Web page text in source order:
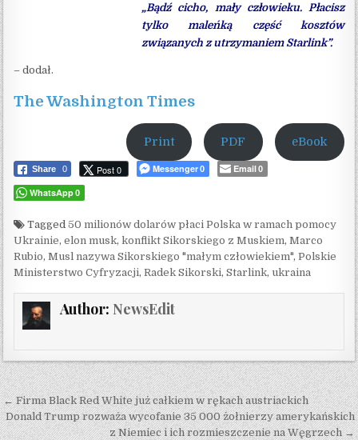
„Bądź cicho, mały człowieku. Płacisz
tylko maleńką część kosztów
związanych z utrzymaniem Starlink”.
– dodał.
The Washington Times
Print PDF eBook
Share 0 Post 0 Messenger 0 Email 0
WhatsApp 0
Tagged50 milionów dolarów płaci Polska w ramach pomocy
Ukrainie,elon musk,konflikt Sikorskiego z Muskiem,Marco
Rubio,Musl nazywa Sikorskiego "małym człowiekiem",Polskie
Ministerstwo Cyfryzacji,Radek Sikorski,Starlink, ukraina
Author: NewsEdit
Post navigation
← Firma Black Red White już całkiem w rękach austriackich
Donald Trump rozważa wycofanie 35 000 żołnierzy amerykańskich
z Niemiec i ich rozmieszczenie na Węgrzech →